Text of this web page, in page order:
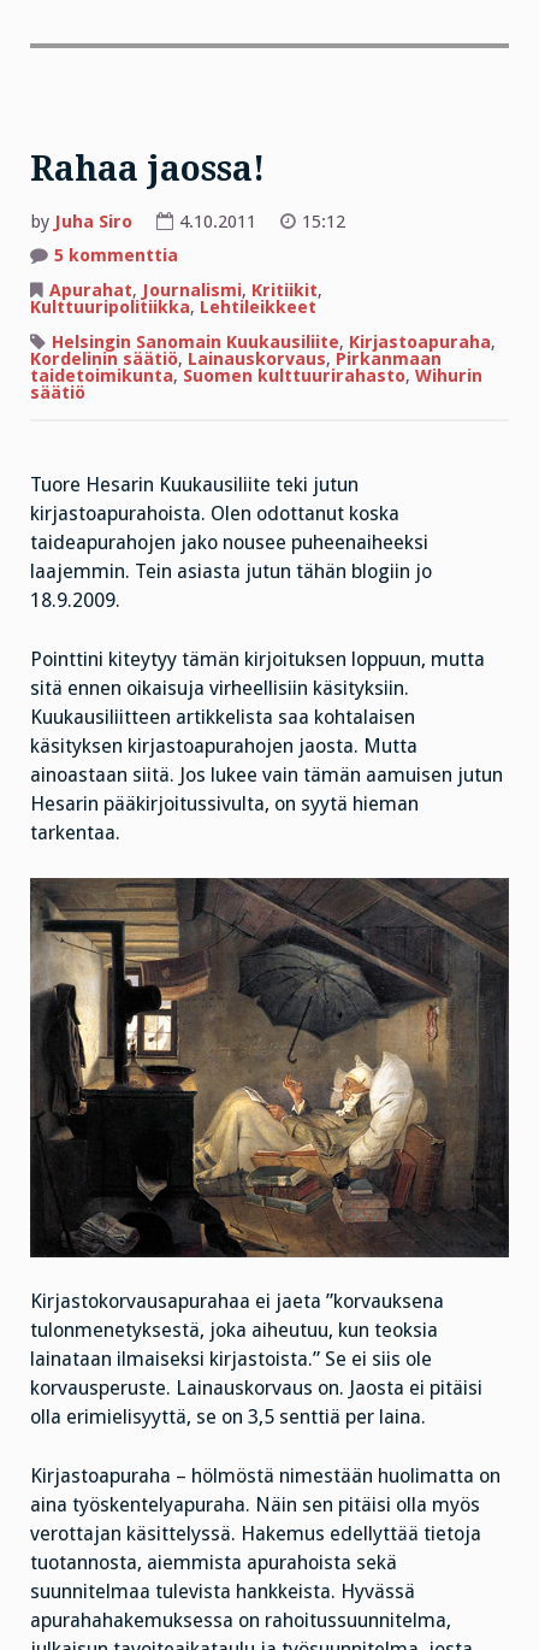
Rahaa jaossa!
by Juha Siro 4.10.2011
15:12
5 kommenttia
jaossa!
Apurahat, Journalismi, Kritiikit,
Kulttuuripolitiikka, Lehtileikkeet
Helsingin Sanomain Kuukausiliite, Kirjastoapuraha,
Kordelinin säätiö, Lainauskorvaus, Pirkanmaan
taidetoimikunta, Suomen kulttuurirahasto, Wihurin
säätiö
Tuore Hesarin Kuukausiliite teki jutun
kirjastoapurahoista. Olen odottanut koska
taideapurahojen jako nousee puheenaiheeksi
laajemmin. Tein asiasta jutun tähän blogiin jo
18.9.2009.
Pointtini kiteytyy tämän kirjoituksen loppuun, mutta
sitä ennen oikaisuja virheellisiin käsityksiin.
Kuukausiliitteen artikkelista saa kohtalaisen
käsityksen kirjastoapurahojen jaosta. Mutta
ainoastaan siitä. Jos lukee vain tämän aamuisen jutun
Hesarin pääkirjoitussivulta, on syytä hieman
tarkentaa.
Kirjastokorvausapurahaa ei jaeta ”korvauksena
tulonmenetyksestä, joka aiheutuu, kun teoksia
lainataan ilmaiseksi kirjastoista.” Se ei siis ole
korvausperuste. Lainauskorvaus on. Jaosta ei pitäisi
olla erimielisyyttä, se on 3,5 senttiä per laina.
Kirjastoapuraha – hölmöstä nimestään huolimatta on
aina työskentelyapuraha. Näin sen pitäisi olla myös
verottajan käsittelyssä. Hakemus edellyttää tietoja
tuotannosta, aiemmista apurahoista sekä
suunnitelmaa tulevista hankkeista. Hyvässä
apurahahakemuksessa on rahoitussuunnitelma,